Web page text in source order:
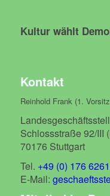
Kultur wählt
Kontakt
Reinhold Frank (1.
Schlossstraße 92/III
70176 Stuttgart
Tel. +49 (0) 176
E-Mail: